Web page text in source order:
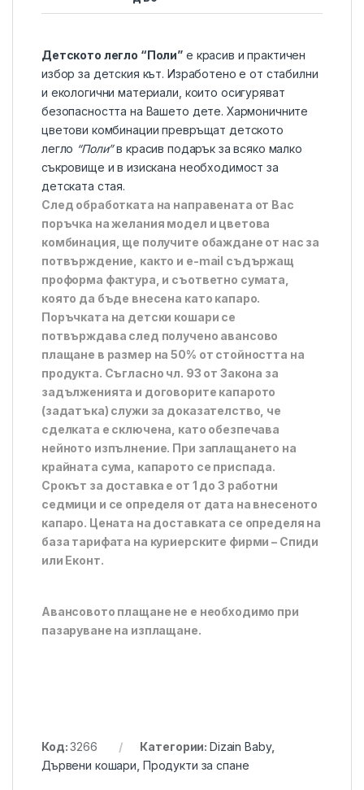
Детското легло “Поли” е красив и практичен
избор за детския кът. Изработенo е от стабилни
и екологични материали, които осигуряват
безопасността на Вашето дете. Хармоничните
цветови комбинации превръщат детското
легло “Поли”в красив подарък за всяко малко
съкровище и в изискана необходимост за
детската стая.
След обработката на направената от Вас
поръчка на желания модел и цветова
комбинация, ще получите обаждане от нас за
потвърждение, както и e-mail съдържащ
проформа фактура, и съответно сумата,
която да бъде внесена като капаро.
Поръчката на детски кошари се
потвърждава след получено авансово
плащане в размер на 50% от стойността на
продукта. Съгласно чл. 93 от Закона за
задълженията и договорите капарото
(задатъка) служи за доказателство, че
сделката е сключена, като обезпечава
нейното изпълнение. При заплащането на
крайната сума, капарото се приспада.
Срокът за доставка е от 1 до 3 работни
седмици и се определя от дата на внесеното
капаро. Цената на доставката се определя на
база тарифата на куриерските фирми – Спиди
или Еконт.
Авансовото плащане не е необходимо при
пазаруване на изплащане.
Код:3266 Категории: Dizain Baby,
Дървени кошари Продукти за спане